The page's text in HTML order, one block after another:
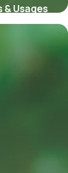
Usages